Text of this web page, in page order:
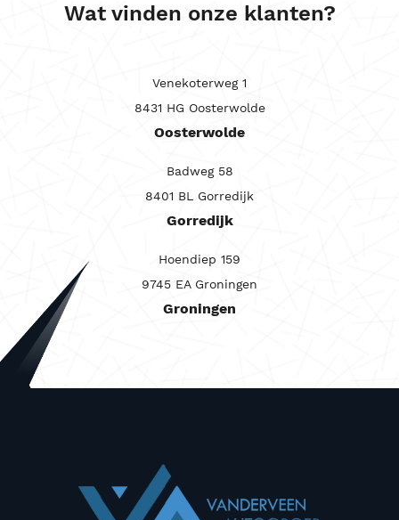
Carrosserie
Maandprijs tot
-
Kilometerstand
-
Wat vinden onze klanten?
Venekoterweg 1
8431 HG Oosterwolde
Oosterwolde
Badweg 58
8401 BL Gorredijk
Gorredijk
Hoendiep 159
9745 EA Groningen
Groningen